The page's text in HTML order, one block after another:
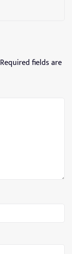
Required fields are